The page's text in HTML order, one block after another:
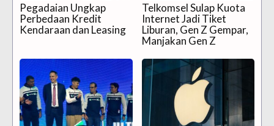
Pegadaian Ungkap
Perbedaan Kredit
Kendaraan dan Leasing
Telkomsel Sulap Kuota
Internet Jadi Tiket
Liburan, Gen Z Gempar,
Manjakan Gen Z